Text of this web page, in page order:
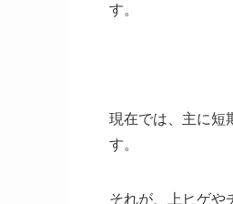
す。
現在では、主に短
す。
それが、上ヒゲや